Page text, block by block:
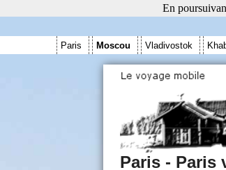
Paris Moscou Vladivostok
Paris - Paris
En